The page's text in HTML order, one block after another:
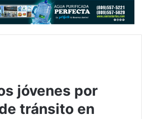
jóvenes por
tránsito en